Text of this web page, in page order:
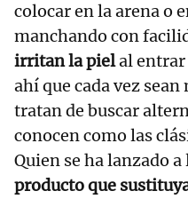
colocar en la arena o
manchando con
irritan la pielal entrar
ahí que cada vez
tratan de buscar
conocen como las
Quien se ha lanzado
producto que